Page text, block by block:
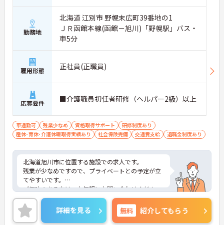
勤務地
北海道 江別市 野幌末広町39番地の1
ＪＲ函館本線(函館－旭川)「野幌駅」バス・
車5分
雇用形態 正社員(正職員)
応募要件 ■介護職員初任者研修（ヘルパー2級）以上
車通勤可 残業少なめ 資格取得サポート
研修制度あり
産休･育休･介護休暇取得実績あり
社会保険完備 交通費支給 退職金制度あり
北海道旭川市に位置する施設での求人です。
残業が少なめですので、プライベートとの予定が立
てやすいです。
ご興味のある方は、お気軽にお問い合わせくださ
い。
詳細を見る 無料 紹介してもらう